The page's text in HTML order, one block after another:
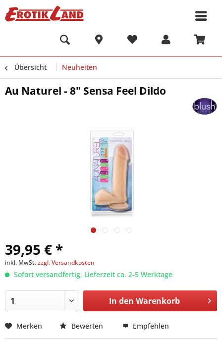
Übersicht Neuheiten
Au Naturel - 8" Sensa Feel Dildo
39,95 € *
inkl. MwSt.zzgl. Versandkosten
Sofort versandfertig, Lieferzeit ca. 2-5 Werktage
In den Warenkorb
Merken Bewerten Empfehlen